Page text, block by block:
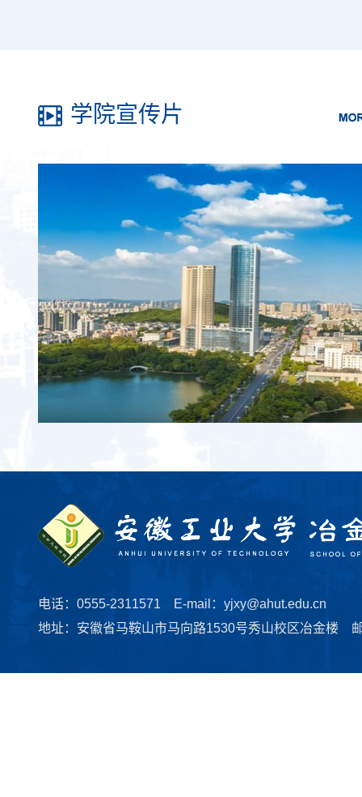
学院宣传片
2025年迎新晚会大合影
电话：0555-2311571 E-mail：yjxy@ahut.edu.cn
地址：安徽省马鞍山市马向路1530号秀山校区冶金楼